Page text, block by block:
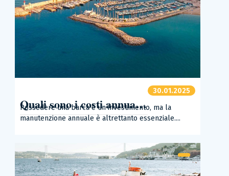
Quali sono i costi annuali di manutenzione di una barca?
30.01.2025
Possedere una barca è un investimento, ma la
manutenzione annuale è altrettanto essenziale....